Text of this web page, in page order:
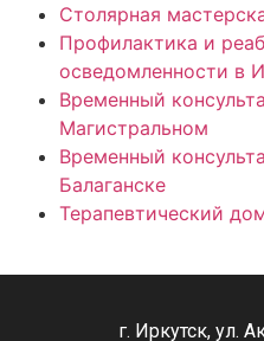
Столярная
Профилактика и
осведомленности в
Временный
Магистральном
Временный
Балаганске
Терапевтический
г. Иркутск, ул.